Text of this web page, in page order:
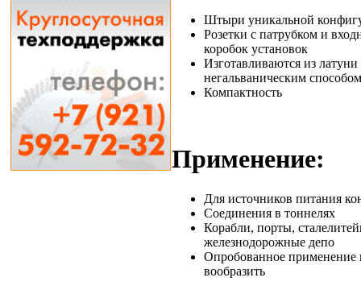
Штыри уникальной
Розетки с патрубком и
коробок установок
Изготавливаются из
негальваническим способом
Компактность
Применение:
Для источников питания
Соединения в тоннелях
Корабли, порты,
железнодорожные депо
Опробованное применение
вообразить